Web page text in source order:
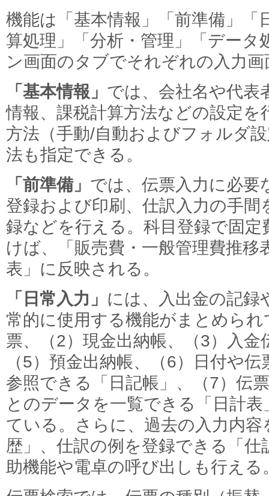
機能は「基本情報」「前準備」「
算処理」「分析・管理」「データ
ン画面のタブでそれぞれの入力
「基本情報」 では、会社名や代表
情報、課税計算方法などの設定
方法（手動/自動およびフォルダ
法も指定できる。
「前準備」 では、伝票入力に必要
登録および印刷、仕訳入力の手間
録などを行える。科目登録で固
けば、「販売費・一般管理費推移
表」に反映される。
「日常入力」 には、入出金の記録
常的に使用する機能がまとめら
票、（2）現金出納帳、（3）入金
（5）預金出納帳、（6）日付や
参照できる「日記帳」、（7）伝
とのデータを一覧できる「日計
ている。さらに、過去の入力内
歴」、仕訳の例を登録できる「
助機能や電卓の呼び出しも行える